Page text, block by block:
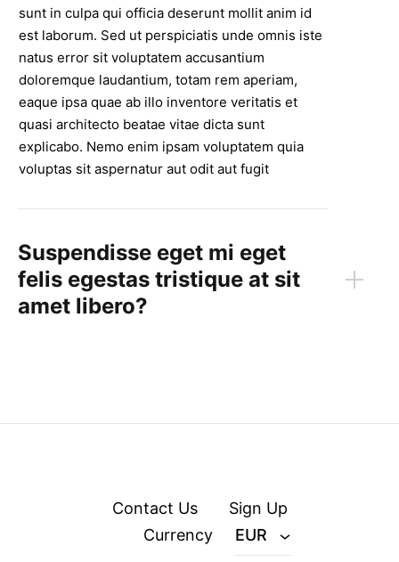
sunt in culpa qui officia deserunt mollit anim id
est laborum. Sed ut perspiciatis unde omnis iste
natus error sit voluptatem accusantium
doloremque laudantium, totam rem aperiam,
eaque ipsa quae ab illo inventore veritatis et
quasi architecto beatae vitae dicta sunt
explicabo. Nemo enim ipsam voluptatem quia
voluptas sit aspernatur aut odit aut fugit
Suspendisse eget mi eget
felis egestas tristique at sit
amet libero?
Contact Us
Sign Up
Currency
EUR